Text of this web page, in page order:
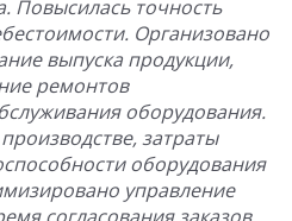
Повысилась точность
Организовано
выпуска продукции,
ремонтов
оборудования.
затраты
оборудования
управление